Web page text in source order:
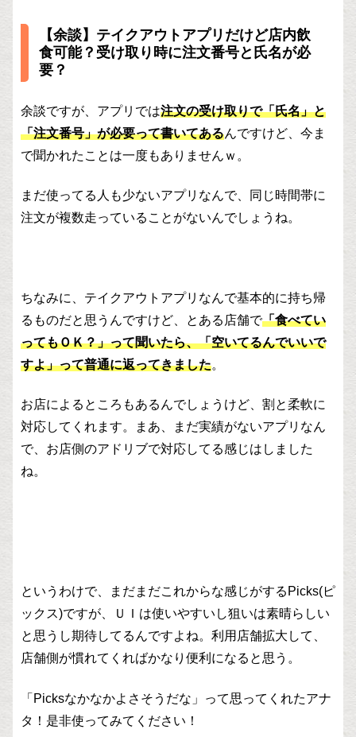
【余談】テイクアウトアプリだけど店内飲
食可能？受け取り時に注文番号と氏名が必
要？
余談ですが、アプリでは注文の受け取りで「氏名」と
「注文番号」が必要って書いてあるんですけど、今ま
で聞かれたことは一度もありませんｗ。
まだ使ってる人も少ないアプリなんで、同じ時間帯に
注文が複数走っていることがないんでしょうね。
ちなみに、テイクアウトアプリなんで基本的に持ち帰
るものだと思うんですけど、とある店舗で「食べてい
ってもＯＫ？」って聞いたら、「空いてるんでいいで
すよ」って普通に返ってきました。
お店によるところもあるんでしょうけど、割と柔軟に
対応してくれます。まあ、まだ実績がないアプリなん
で、お店側のアドリブで対応してる感じはしました
ね。
というわけで、まだまだこれからな感じがするPicks(ピ
ックス)ですが、ＵＩは使いやすいし狙いは素晴らしい
と思うし期待してるんですよね。利用店舗拡大して、
店舗側が慣れてくればかなり便利になると思う。
「Picksなかなかよさそうだな」って思ってくれたアナ
タ！是非使ってみてください！